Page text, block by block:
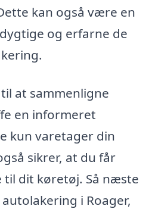
kan også være en
og erfarne de
at sammenligne
en informeret
kun varetager din
sikrer, at du får
til dit køretøj. Så næste
i Roager,